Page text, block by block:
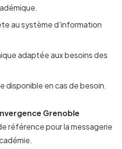
au système d’information
adaptée aux besoins des
disponible en cas de besoin.
Grenoble
référence pour la messagerie